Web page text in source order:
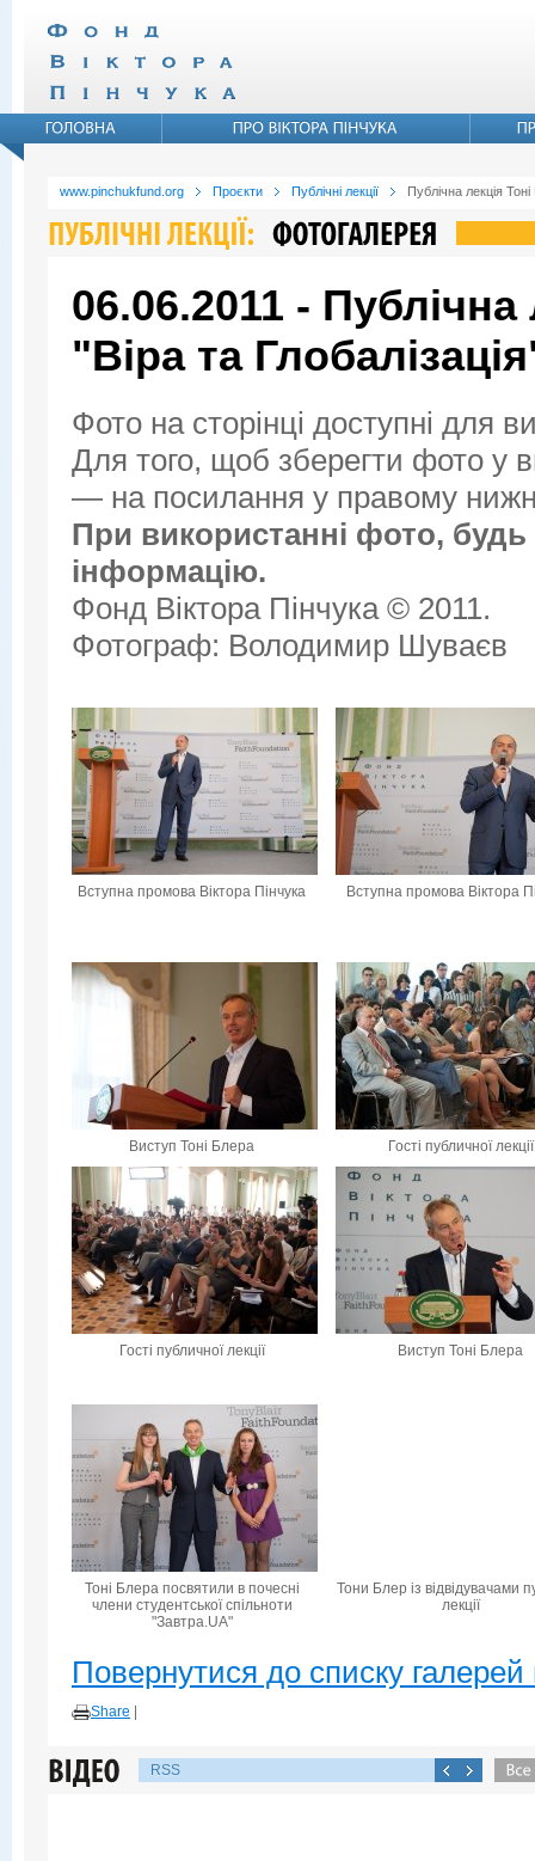
www.pinchukfund.org Проєкти Публічні лекції Публічна лекція
06.06.2011 -
"Віра та
Фото на сторінці доступні для
Для того, щоб зберегти фото у
— на посилання у правому
При використанні фото, будь
інформацію.
Фонд Віктора Пінчука © 2011.
Фотограф: Володимир Шуваєв
Вступна промова Віктора Пінчука Вступна промова Віктора
Виступ Тоні Блера Гості публичної лекції
Гості публичної лекції Виступ Тоні Блера
Тоні Блера посвятили в почесні
члени студентської спільноти
"Завтра.UA"
Тони Блер із відвідувачами
лекції
Повернутися до списку галерей
Share
RSS